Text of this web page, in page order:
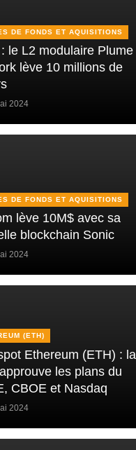
DE FONDS ET AQUISITIONS
: le L2 modulaire Plume
lève 10 millions de
2024
DE FONDS ET AQUISITIONS
lève 10M$ avec sa
blockchain Sonic
2024
(ETH)
Ethereum (ETH) : la
les plans du
CBOE et Nasdaq
2024